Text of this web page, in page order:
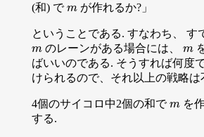
(和) でm
mが作れるか?」
ということである. すなわち、 す
m
mのレーンがある場合には、 m
m
ばいいのである. そうすれば何度
けられるので、それ以上の戦略は
4個のサイコロ中2個の和でm
mを
する.